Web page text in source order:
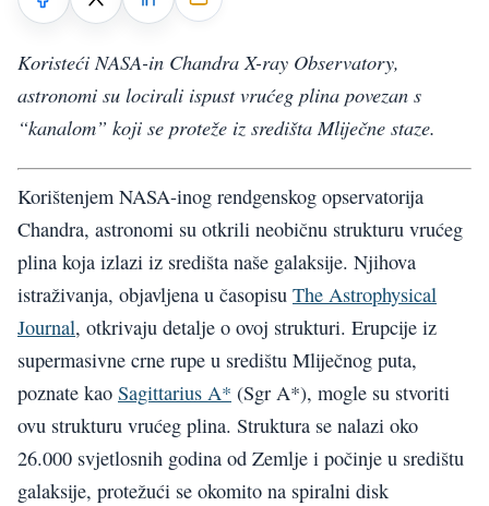
Koristeći NASA-in Chandra X-ray Observatory,
astronomi su locirali ispust vrućeg plina povezan s
“kanalom” koji se proteže iz središta Mliječne staze.
Korištenjem NASA-inog rendgenskog opservatorija
Chandra, astronomi su otkrili neobičnu strukturu vrućeg
plina koja izlazi iz središta naše galaksije. Njihova
istraživanja, objavljena u časopisu The Astrophysical
Journal, otkrivaju detalje o ovoj strukturi. Erupcije iz
supermasivne crne rupe u središtu Mliječnog puta,
poznate kao Sagittarius A* (Sgr A*), mogle su stvoriti
ovu strukturu vrućeg plina. Struktura se nalazi oko
26.000 svjetlosnih godina od Zemlje i počinje u središtu
galaksije, protežući se okomito na spiralni disk